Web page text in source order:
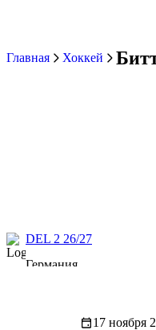
Главная Хоккей
DEL 2 26/27
Германия
17 ноября